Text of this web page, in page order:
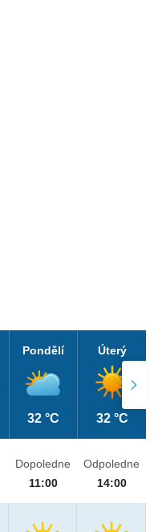
Pondělí
32 °C
Úterý
32 °C
Dopoledne
11:00
Odpoledne
14:00